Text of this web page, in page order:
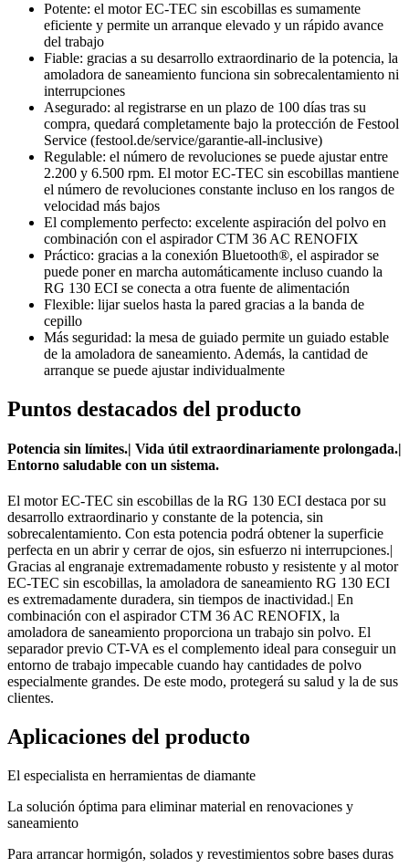
Potente: el motor EC-TEC sin escobillas es sumamente
eficiente y permite un arranque elevado y un rápido avance
del trabajo
Fiable: gracias a su desarrollo extraordinario de la potencia, la
amoladora de saneamiento funciona sin sobrecalentamiento ni
interrupciones
Asegurado: al registrarse en un plazo de 100 días tras su
compra, quedará completamente bajo la protección de Festool
Service (festool.de/service/garantie-all-inclusive)
Regulable: el número de revoluciones se puede ajustar entre
2.200 y 6.500 rpm. El motor EC-TEC sin escobillas mantiene
el número de revoluciones constante incluso en los rangos de
velocidad más bajos
El complemento perfecto: excelente aspiración del polvo en
combinación con el aspirador CTM 36 AC RENOFIX
Práctico: gracias a la conexión Bluetooth®, el aspirador se
puede poner en marcha automáticamente incluso cuando la
RG 130 ECI se conecta a otra fuente de alimentación
Flexible: lijar suelos hasta la pared gracias a la banda de
cepillo
Más seguridad: la mesa de guiado permite un guiado estable
de la amoladora de saneamiento. Además, la cantidad de
arranque se puede ajustar individualmente
Puntos destacados del producto
Potencia sin límites.| Vida útil extraordinariamente prolongada.|
Entorno saludable con un sistema.
El motor EC-TEC sin escobillas de la RG 130 ECI destaca por su
desarrollo extraordinario y constante de la potencia, sin
sobrecalentamiento. Con esta potencia podrá obtener la superficie
perfecta en un abrir y cerrar de ojos, sin esfuerzo ni interrupciones.|
Gracias al engranaje extremadamente robusto y resistente y al motor
EC-TEC sin escobillas, la amoladora de saneamiento RG 130 ECI
es extremadamente duradera, sin tiempos de inactividad.| En
combinación con el aspirador CTM 36 AC RENOFIX, la
amoladora de saneamiento proporciona un trabajo sin polvo. El
separador previo CT-VA es el complemento ideal para conseguir un
entorno de trabajo impecable cuando hay cantidades de polvo
especialmente grandes. De este modo, protegerá su salud y la de sus
clientes.
Aplicaciones del producto
El especialista en herramientas de diamante
La solución óptima para eliminar material en renovaciones y
saneamiento
Para arrancar hormigón, solados y revestimientos sobre bases duras